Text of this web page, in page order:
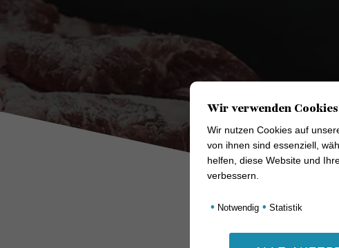
Wir verwenden Cookies
Wir nutzen Cookies auf
von ihnen sind essenziell,
helfen, diese Website und
verbessern.
• Notwendig • Statistik